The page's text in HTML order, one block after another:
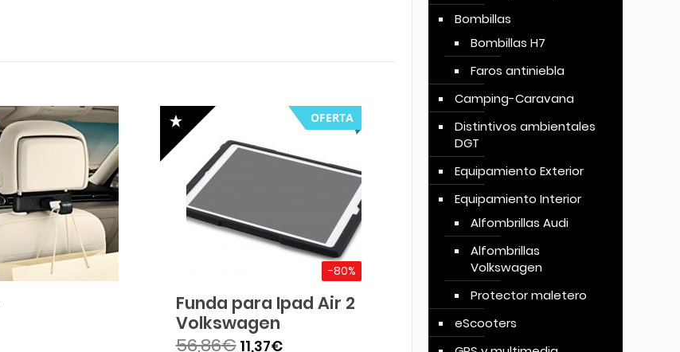
-80%
OFERTA
Funda para Ipad Air 2
Volkswagen
56,86€ 11,37€
Bombillas
Bombillas H7
Faros antiniebla
Camping-Caravana
Distintivos ambientales
DGT
Equipamiento Exterior
Equipamiento Interior
Alfombrillas Audi
Alfombrillas
Volkswagen
Protector maletero
eScooters